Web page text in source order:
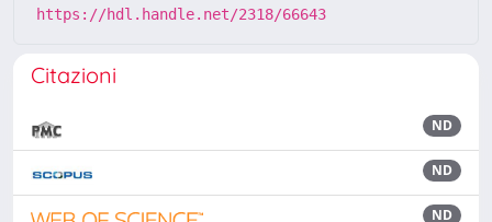
https://hdl.handle.net/2318/66643
Citazioni
ND
ND
ND